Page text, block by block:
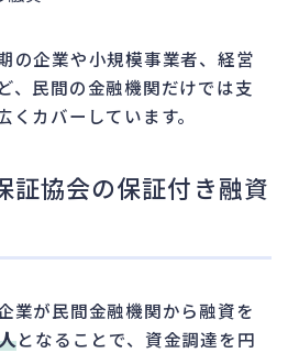
の企業や小規模事業者、経営
、民間の金融機関だけでは支
カバーしています。
証協会の保証付き融資
業が民間金融機関から融資を
となることで、資金調達を円